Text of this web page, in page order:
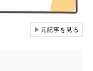
▶元記事を見る